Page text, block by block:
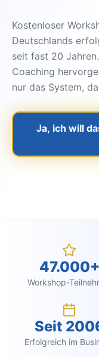
Kostenloser
Deutschlands
seit fast 20
Coaching
nur das System,
Ja, ich will
47.000+
Workshop-
Seit
Erfolgreich im